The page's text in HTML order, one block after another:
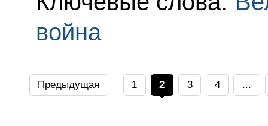
война
Предыдущая 1 2 3 4 ...